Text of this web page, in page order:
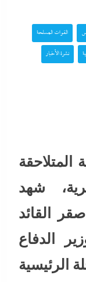
القوات المسلحة
نشرة الأخبار
المتلاحقة
شهد
القائد
الدفاع
الرئيسية